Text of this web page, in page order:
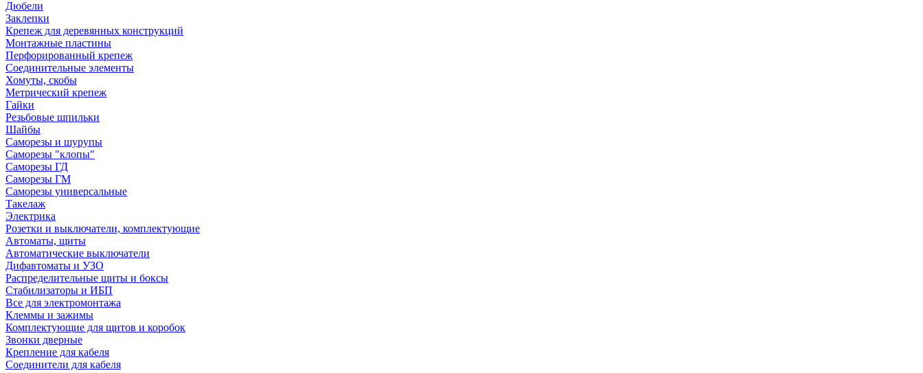
Дюбели
Заклепки
Крепеж для деревянных конструкций
Монтажные пластины
Перфорированный крепеж
Соединительные элементы
Хомуты, скобы
Метрический крепеж
Гайки
Резьбовые шпильки
Шайбы
Саморезы и шурупы
Саморезы "клопы"
Саморезы ГД
Саморезы ГМ
Саморезы универсальные
Такелаж
Электрика
Розетки и выключатели, комплектующие
Автоматы, щиты
Автоматические выключатели
Дифавтоматы и УЗО
Распределительные щиты и боксы
Стабилизаторы и ИБП
Все для электромонтажа
Клеммы и зажимы
Комплектующие для щитов и коробок
Звонки дверные
Крепление для кабеля
Соединители для кабеля